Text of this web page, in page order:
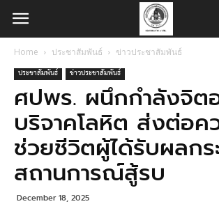
Home ประชาสัมพันธ์ ข่าวประชาสัมพันธ์
ประชาสัมพันธ์ ข่าวประชาสัมพันธ์
ศปพร. ผนึกกำลังจิต
บริจาคโลหิต ส่งต่อค
ช่วยชีวิตผู้ได้รับผลกร
สถานการณ์สู้รบ
December 18, 2025